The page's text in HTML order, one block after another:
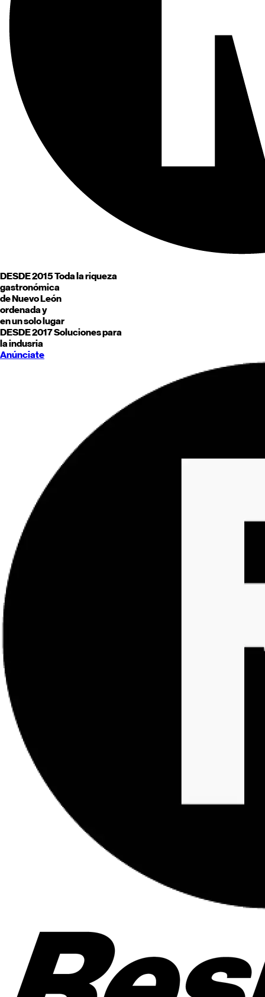
DESDE 2015Toda la riqueza
gastronómica
deNuevo León
ordenada y
en un solo lugar
DESDE 2017Soluciones para
la indusria
Anúnciate